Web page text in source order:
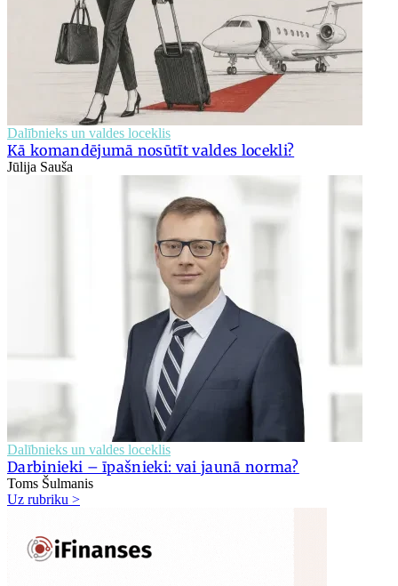
Dalībnieks un valdes loceklis
Kā komandējumā nosūtīt valdes locekli?
Jūlija Sauša
Dalībnieks un valdes loceklis
Darbinieki – īpašnieki: vai jaunā norma?
Toms Šulmanis
Uz rubriku >